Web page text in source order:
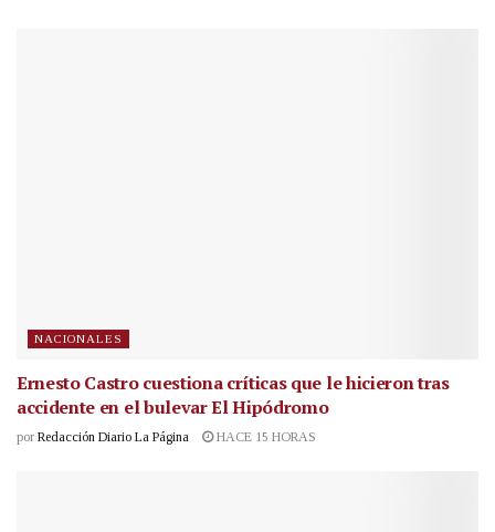
NACIONALES
Ernesto Castro cuestiona críticas que le hicieron tras
accidente en el bulevar El Hipódromo
por Redacción Diario La Página HACE 15 HORAS